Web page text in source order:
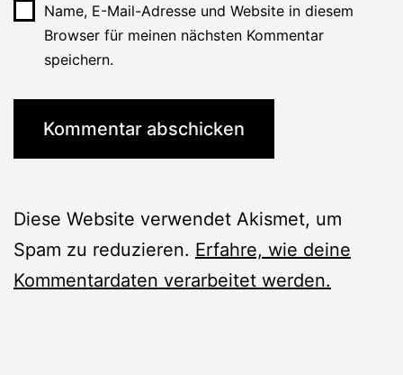
Name, E-Mail-Adresse und Website in diesem
Browser für meinen nächsten Kommentar
speichern.
Diese Website verwendet Akismet, um
Spam zu reduzieren. Erfahre, wie deine
Kommentardaten verarbeitet werden.